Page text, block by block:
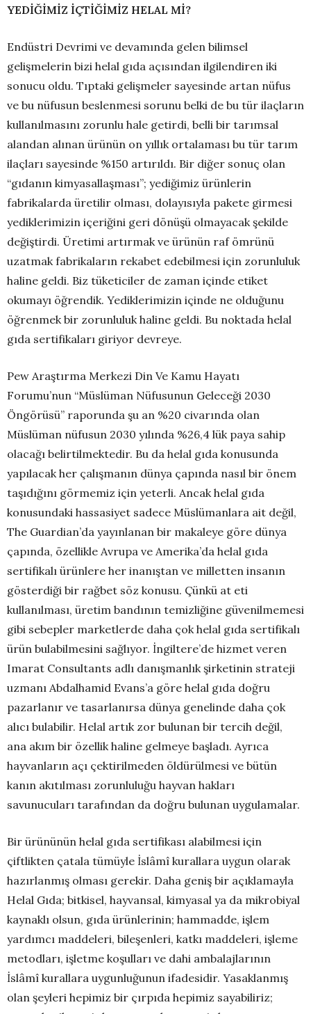
YEDİĞİMİZ İÇTİĞİMİZ HELAL Mİ?
Endüstri Devrimi ve devamında gelen bilimsel
gelişmelerin bizi helal gıda açısından ilgilendiren iki
sonucu oldu. Tıptaki gelişmeler sayesinde artan nüfus
ve bu nüfusun beslenmesi sorunu belki de bu tür ilaçların
kullanılmasını zorunlu hale getirdi, belli bir tarımsal
alandan alınan ürünün on yıllık ortalaması bu tür tarım
ilaçları sayesinde %150 artırıldı. Bir diğer sonuç olan
“gıdanın kimyasallaşması”; yediğimiz ürünlerin
fabrikalarda üretilir olması, dolayısıyla pakete girmesi
yediklerimizin içeriğini geri dönüşü olmayacak şekilde
değiştirdi. Üretimi artırmak ve ürünün raf ömrünü
uzatmak fabrikaların rekabet edebilmesi için zorunluluk
haline geldi. Biz tüketiciler de zaman içinde etiket
okumayı öğrendik. Yediklerimizin içinde ne olduğunu
öğrenmek bir zorunluluk haline geldi. Bu noktada helal
gıda sertifikaları giriyor devreye.
Pew Araştırma Merkezi Din Ve Kamu Hayatı
Forumu’nun “Müslüman Nüfusunun Geleceği 2030
Öngörüsü” raporunda şu an %20 civarında olan
Müslüman nüfusun 2030 yılında %26,4 lük paya sahip
olacağı belirtilmektedir. Bu da helal gıda konusunda
yapılacak her çalışmanın dünya çapında nasıl bir önem
taşıdığını görmemiz için yeterli. Ancak helal gıda
konusundaki hassasiyet sadece Müslümanlara ait değil,
The Guardian’da yayınlanan bir makaleye göre dünya
çapında, özellikle Avrupa ve Amerika’da helal gıda
sertifikalı ürünlere her inanıştan ve milletten insanın
gösterdiği bir rağbet söz konusu. Çünkü at eti
kullanılması, üretim bandının temizliğine güvenilmemesi
gibi sebepler marketlerde daha çok helal gıda sertifikalı
ürün bulabilmesini sağlıyor. İngiltere’de hizmet veren
Imarat Consultants adlı danışmanlık şirketinin strateji
uzmanı Abdalhamid Evans’a göre helal gıda doğru
pazarlanır ve tasarlanırsa dünya genelinde daha çok
alıcı bulabilir. Helal artık zor bulunan bir tercih değil,
ana akım bir özellik haline gelmeye başladı. Ayrıca
hayvanların açı çektirilmeden öldürülmesi ve bütün
kanın akıtılması zorunluluğu hayvan hakları
savunucuları tarafından da doğru bulunan uygulamalar.
Bir ürününün helal gıda sertifikası alabilmesi için
çiftlikten çatala tümüyle İslâmî kurallara uygun olarak
hazırlanmış olması gerekir. Daha geniş bir açıklamayla
Helal Gıda; bitkisel, hayvansal, kimyasal ya da mikrobiyal
kaynaklı olsun, gıda ürünlerinin; hammadde, işlem
yardımcı maddeleri, bileşenleri, katkı maddeleri, işleme
metodları, işletme koşulları ve dahi ambalajlarının
İslâmî kurallara uygunluğunun ifadesidir. Yasaklanmış
olan şeyleri hepimiz bir çırpıda hepimiz sayabiliriz;